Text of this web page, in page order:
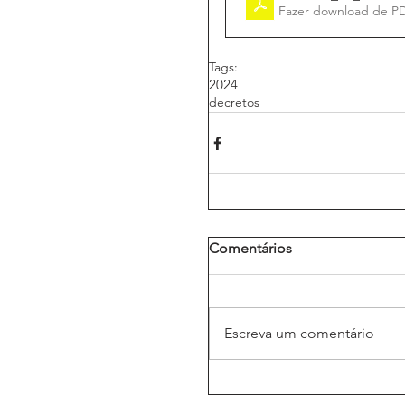
Fazer download de
Tags:
2024
decretos
Comentários
Escreva um comentário